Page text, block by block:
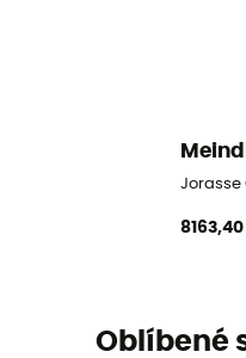
Meindl
Jorasse
Oblíbené